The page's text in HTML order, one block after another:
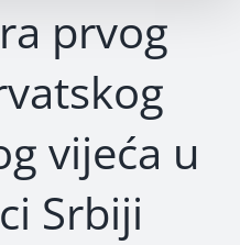
prvog
vijeća u
Srbiji